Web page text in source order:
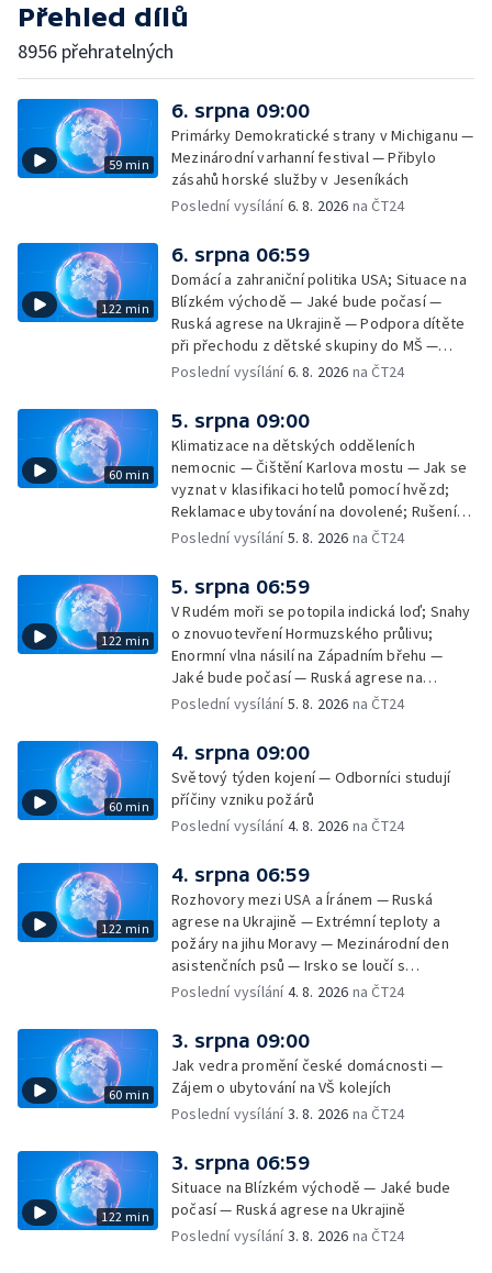
Přehled dílů
8956 přehratelných
59 min
6. srpna 09:00
Primárky Demokratické strany v Michiganu —
Mezinárodní varhanní festival — Přibylo
zásahů horské služby v Jeseníkách
Poslední vysílání6. 8. 2026 na ČT24
122 min
6. srpna 06:59
Domácí a zahraniční politika USA; Situace na
Blízkém východě — Jaké bude počasí —
Ruská agrese na Ukrajině — Podpora dítěte
při přechodu z dětské skupiny do MŠ —
Filmové premiéry týdne — Dvě deci tuše v
rakovinu prsu
Poslední vysílání6. 8. 2026 na ČT24
60 min
5. srpna 09:00
Klimatizace na dětských odděleních
nemocnic — Čištění Karlova mostu — Jak se
vyznat v klasifikaci hotelů pomocí hvězd;
Reklamace ubytování na dovolené; Rušení
dovolené kvůli přírodním živlům; Práva
na dovolené v zahraničí; Platby a výběry na
dovolené v zahraničí — Těžba léčivé rašeliny
u Malé Morávky
Poslední vysílání5. 8. 2026 na ČT24
122 min
5. srpna 06:59
V Rudém moři se potopila indická loď; Snahy
o znovuotevření Hormuzského průlivu;
Enormní vlna násilí na Západním břehu —
Jaké bude počasí — Ruská agrese na
Ukrajině — Vliv veder na lidské orgány — Při
— Třem obcím na Brněnsku dočasně došla
pitná voda — SP v orientačním běhu v Česku
— Horko a požáry sužují Evropu — Rybářský
příměstský tábor
Poslední vysílání5. 8. 2026 na ČT24
60 min
4. srpna 09:00
Světový týden kojení — Odborníci studují
příčiny vzniku požárů
Poslední vysílání4. 8. 2026 na ČT24
122 min
4. srpna 06:59
Rozhovory mezi USA a Íránem — Ruská
agrese na Ukrajině — Extrémní teploty a
požáry na jihu Moravy — Mezinárodní den
asistenčních psů — Irsko se loučí s
hudebníkem Glenem Hansardem
Poslední vysílání4. 8. 2026 na ČT24
60 min
3. srpna 09:00
Jak vedra promění české domácnosti —
Zájem o ubytování na VŠ kolejích
Poslední vysílání3. 8. 2026 na ČT24
122 min
3. srpna 06:59
Situace na Blízkém východě — Jaké bude
počasí — Ruská agrese na Ukrajině
Poslední vysílání3. 8. 2026 na ČT24